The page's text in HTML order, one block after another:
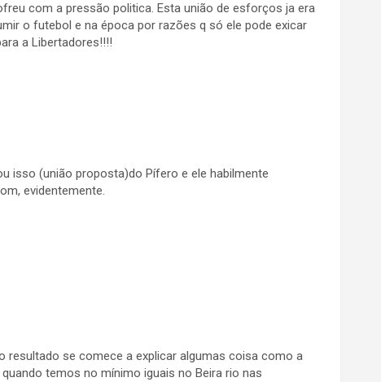
com a pressão politica. Esta união de esforços ja era
o futebol e na época por razões q só ele pode exicar
a Libertadores!!!!
isso (união proposta)do Pífero e ele habilmente
evidentemente.
resultado se comece a explicar algumas coisa como a
temos no mínimo iguais no Beira rio nas